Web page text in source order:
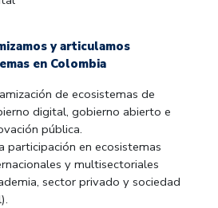
y articulamos
en Colombia
de ecosistemas de
digital, gobierno abierto e
pública.
participación en ecosistemas
y multisectoriales
sector privado y sociedad